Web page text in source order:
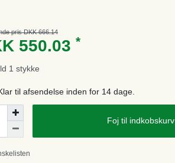
pris DKK 666.14
550.03 *
1 stykke
til afsendelse inden for 14 dage.
Foj til indkobskurv